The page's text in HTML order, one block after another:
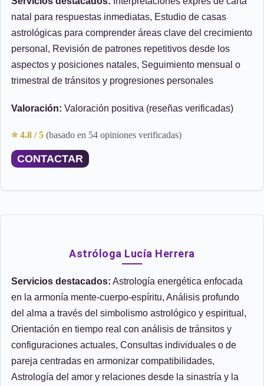
natal para respuestas inmediatas, Estudio de casas
astrológicas para comprender áreas clave del crecimiento
personal, Revisión de patrones repetitivos desde los
aspectos y posiciones natales, Seguimiento mensual o
trimestral de tránsitos y progresiones personales
Valoración: Valoración positiva (reseñas verificadas)
⭐ 4.8 / 5 (basado en 54 opiniones verificadas)
CONTACTAR
Astróloga Lucía Herrera
Servicios destacados: Astrología energética enfocada
en la armonía mente-cuerpo-espíritu, Análisis profundo
del alma a través del simbolismo astrológico y espiritual,
Orientación en tiempo real con análisis de tránsitos y
configuraciones actuales, Consultas individuales o de
pareja centradas en armonizar compatibilidades,
Astrología del amor y relaciones desde la sinastría y la